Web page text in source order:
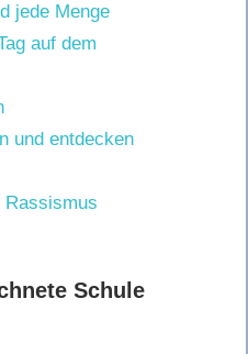
jede Menge
auf dem
und entdecken
Rassismus
Schule